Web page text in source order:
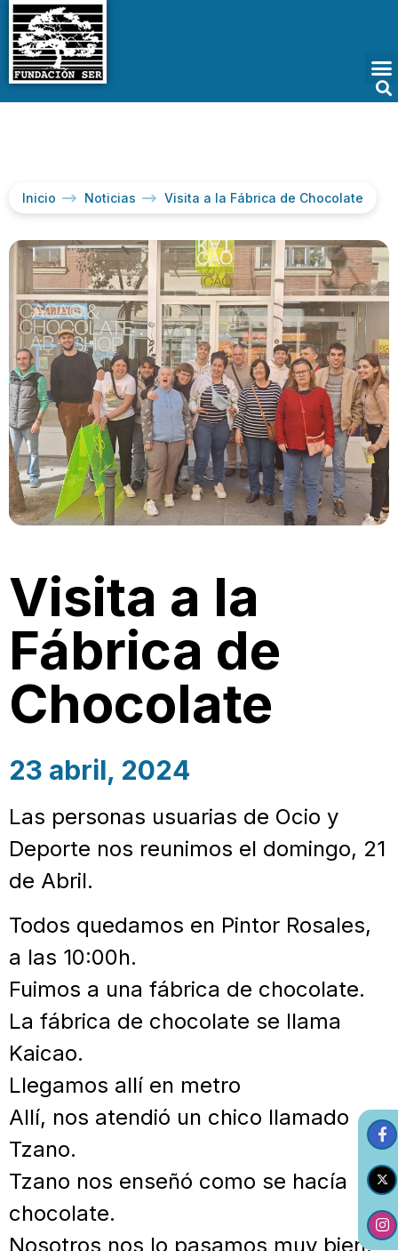
Inicio Noticias Visita a la Fábrica de Chocolate
Visita a la
Fábrica de
Chocolate
23 abril, 2024
Las personas usuarias de Ocio y
Deporte nos reunimos el domingo, 21
de Abril.
Todos quedamos en Pintor Rosales,
a las 10:00h.
Fuimos a una fábrica de chocolate.
La fábrica de chocolate se llama
Kaicao.
Llegamos allí en metro
Allí, nos atendió un chico llamado
Tzano.
Tzano nos enseñó como se hacía
chocolate.
Nosotros nos lo pasamos muy bien.